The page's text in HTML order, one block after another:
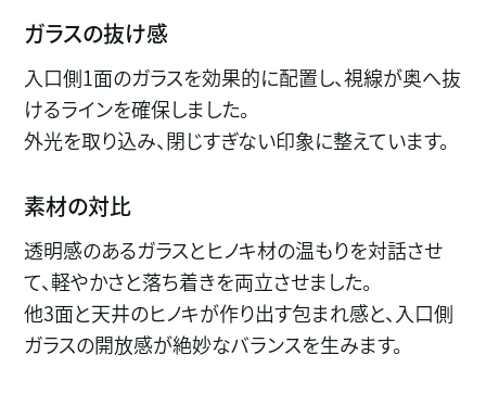
ガラスの抜け感
入口側1面のガラスを効果的に配置し、視線が奥へ抜
けるラインを確保しました。
外光を取り込み、閉じすぎない印象に整えています。
素材の対比
透明感のあるガラスとヒノキ材の温もりを対話させ
て、軽やかさと落ち着きを両立させました。
他3面と天井のヒノキが作り出す包まれ感と、入口側
ガラスの開放感が絶妙なバランスを生みます。